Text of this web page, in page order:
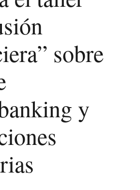
sobre
y